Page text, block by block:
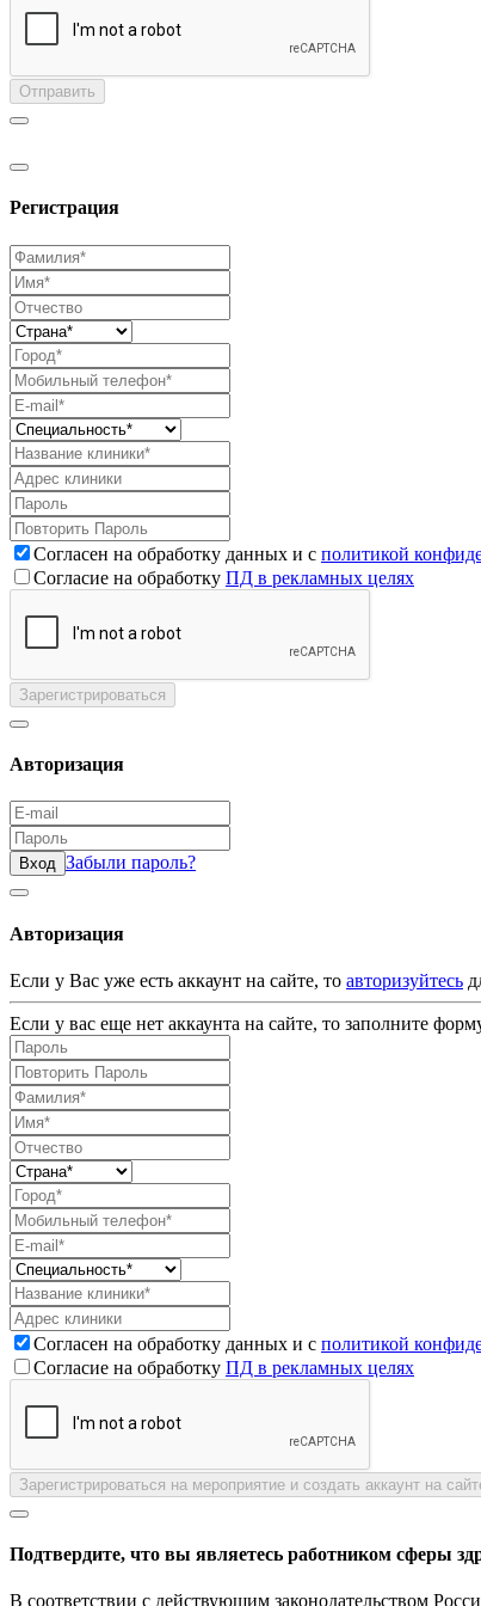
Отправить
Регистрация
Согласен на обработку данных и с политикой
Согласие на обработку ПД в рекламных целях
Зарегистрироваться
Авторизация
Вход Забыли пароль?
Авторизация
Если у Вас уже есть аккаунт на сайте, то авторизуйтесь
Если у вас еще нет аккаунта на сайте, то заполните
Согласен на обработку данных и с политикой
Согласие на обработку ПД в рекламных целях
Зарегистрироваться на мероприятие и создать аккаунт на
Подтвердите, что вы являетесь работником сферы
В соответствии с действующим законодательством